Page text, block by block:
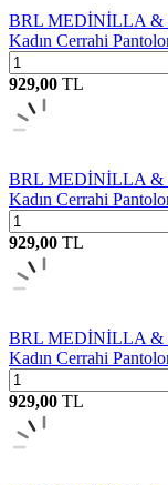
BRL MEDİNİLLA &
Kadın Cerrahi
929,00 TL
BRL MEDİNİLLA &
Kadın Cerrahi
929,00 TL
BRL MEDİNİLLA &
Kadın Cerrahi
929,00 TL